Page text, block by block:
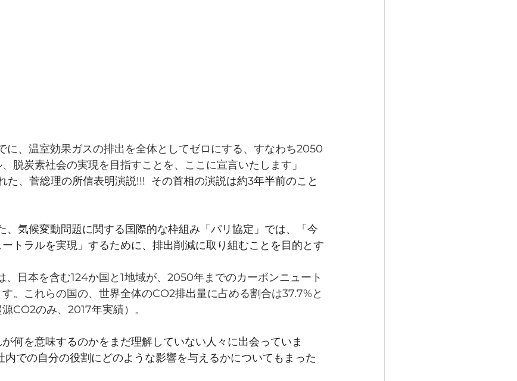
に、温室効果ガスの排出を全体としてゼロにする、すなわち2050
脱炭素社会の実現を目指すことを、ここに宣言いたします」
た、菅総理の所信表明演説!!!  その首相の演説は約3年半前のこと
、気候変動問題に関する国際的な枠組み「パリ協定」では、「今
トラルを実現」するために、排出削減に取り組むことを目的とす
、日本を含む124か国と1地域が、2050年までのカーボンニュート
。これらの国の、世界全体のCO2排出量に占める割合は37.7%と
CO2のみ、2017年実績）。
何を意味するのかをまだ理解していない人々に出会っていま
での自分の役割にどのような影響を与えるかについてもまった